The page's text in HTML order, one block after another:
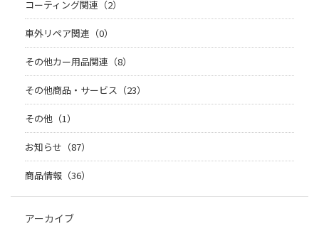
コーティング関連（2）
車外リペア関連（0）
その他カー用品関連（8）
その他商品・サービス（23）
その他（1）
お知らせ（87）
商品情報（36）
アーカイブ